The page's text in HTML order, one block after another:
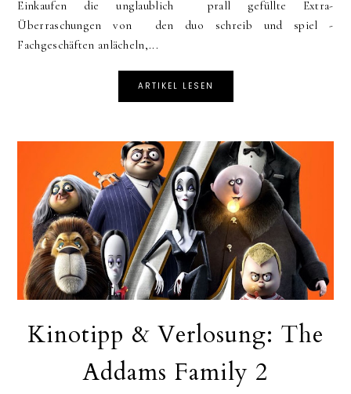
Einkaufen die unglaublich prall gefüllte Extra-
Überraschungen von den duo schreib und spiel -
Fachgeschäften anlächeln,...
ARTIKEL LESEN
Kinotipp & Verlosung: The
Addams Family 2